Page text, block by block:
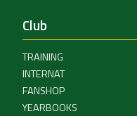
Club
TRAINING
INTERNAT
FANSHOP
YEARBOOKS